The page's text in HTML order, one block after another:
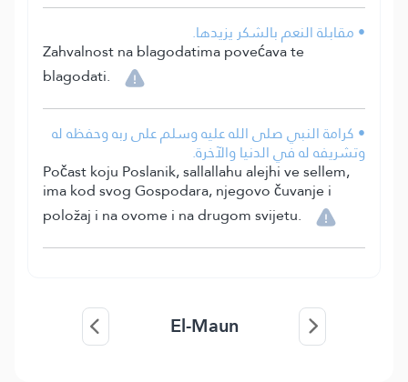
• مقابلة النعم بالشكر يزيدها.
Zahvalnost na blagodatima povećava te
blagodati.
• كرامة النبي صلى الله عليه وسلم على ربه وحفظه له
وتشريفه له في الدنيا والآخرة.
Počast koju Poslanik, sallallahu alejhi ve sellem,
ima kod svog Gospodara, njegovo čuvanje i
položaj i na ovome i na drugom svijetu.
El-Maun